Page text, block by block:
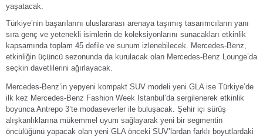
yaşatacak.
Türkiye’nin başarılarını uluslararası arenaya taşımış tasarımcıların yanı
sıra genç ve yetenekli isimlerin de koleksiyonlarını sunacakları etkinlik
kapsamında toplam 45 defile ve sunum izlenebilecek. Mercedes-Benz,
etkinliğin üçüncü sezonunda da kurulacak olan Mercedes-Benz Lounge’da
seçkin davetlilerini ağırlayacak.
Mercedes-Benz’in yepyeni kompakt SUV modeli yeni GLA ise Türkiye’de
ilk kez Mercedes-Benz Fashion Week Istanbul’da sergilenerek etkinlik
boyunca Antrepo 3’te modaseverler ile buluşacak. Şehir içi sürüş
alışkanlıklarına mükemmel uyum sağlayarak yeni bir segmentin
öncülüğünü yapacak olan yeni GLA önceki SUV’lardan farklı boyutlardaki